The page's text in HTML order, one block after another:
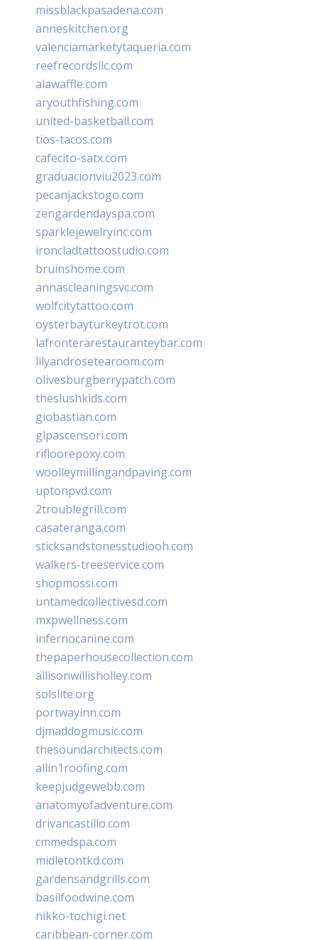
missblackpasadena.com
anneskitchen.org
valenciamarketytaqueria.com
reefrecordsllc.com
alawaffle.com
aryouthfishing.com
united-basketball.com
tios-tacos.com
cafecito-satx.com
graduacionviu2023.com
pecanjackstogo.com
zengardendayspa.com
sparklejewelryinc.com
ironcladtattoostudio.com
bruinshome.com
annascleaningsvc.com
wolfcitytattoo.com
oysterbayturkeytrot.com
lafronterarestauranteybar.com
lilyandrosetearoom.com
olivesburgberrypatch.com
theslushkids.com
giobastian.com
glpascensori.com
rifloorepoxy.com
woolleymillingandpaving.com
uptonpvd.com
2troublegrill.com
casateranga.com
sticksandstonesstudiooh.com
walkers-treeservice.com
shopmossi.com
untamedcollectivesd.com
mxpwellness.com
infernocanine.com
thepaperhousecollection.com
allisonwillisholley.com
solslite.org
portwayinn.com
djmaddogmusic.com
thesoundarchitects.com
allin1roofing.com
keepjudgewebb.com
anatomyofadventure.com
drivancastillo.com
cmmedspa.com
midletontkd.com
gardensandgrills.com
basilfoodwine.com
nikko-tochigi.net
caribbean-corner.com